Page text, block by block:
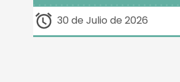
30 de Julio de 2026